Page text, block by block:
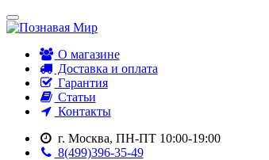
О магазине
Доставка и оплата
Гарантия
Статьи
Контакты
г. Москва, ПН-ПТ 10:00-19:00
8(499)396-35-49